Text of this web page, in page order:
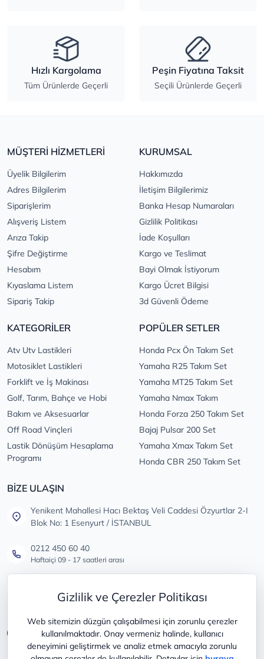
Gizlilik ve Çerezler Politikası
Web sitemizin düzgün çalışabilmesi için zorunlu çerezler
kullanılmaktadır. Onay vermeniz halinde, kullanıcı
deneyimini geliştirmek ve analiz etmek amacıyla zorunlu
Hızlı Kargolama
Tüm Ürünlerde Geçerli
Peşin Fiyatına Taksit
Seçili Ürünlerde Geçerli
MÜŞTERİ HİZMETLERİ
Üyelik Bilgilerim
Adres Bilgilerim
Siparişlerim
Alışveriş Listem
Arıza Takip
Şifre Değiştirme
Hesabım
Kıyaslama Listem
Sipariş Takip
KURUMSAL
Hakkımızda
İletişim Bilgilerimiz
Banka Hesap Numaraları
Gizlilik Politikası
İade Koşulları
Kargo ve Teslimat
Bayi Olmak İstiyorum
Kargo Ücret Bilgisi
3d Güvenli Ödeme
KATEGORİLER
Atv Utv Lastikleri
Motosiklet Lastikleri
Forklift ve İş Makinası
Golf, Tarım, Bahçe ve Hobi
Bakım ve Aksesuarlar
Off Road Vinçleri
Lastik Dönüşüm Hesaplama
Programı
POPÜLER SETLER
Honda Pcx Ön Takım Set
Yamaha R25 Takım Set
Yamaha MT25 Takım Set
Yamaha Nmax Takım
Honda Forza 250 Takım Set
Bajaj Pulsar 200 Set
Yamaha Xmax Takım Set
Honda CBR 250 Takım Set
BİZE ULAŞIN
Yenikent Mahallesi Hacı Bektaş Veli Caddesi Özyurtlar 2-I
Blok No: 1 Esenyurt / İSTANBUL
0212 450 60 40
Haftaiçi 09 - 17 saatleri arası
Tüm öneri ve şikayetleriniz için